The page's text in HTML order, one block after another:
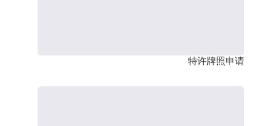
特许牌照申请